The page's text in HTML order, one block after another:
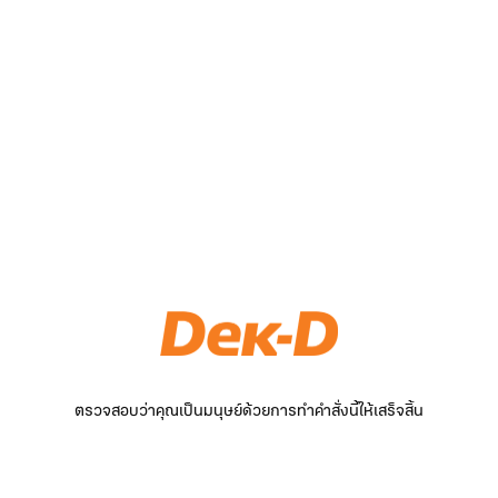
ตรวจสอบว่าคุณเป็นมนุษย์ด้วยการทำคำสั่งนี้ให้เสร็จสิ้น